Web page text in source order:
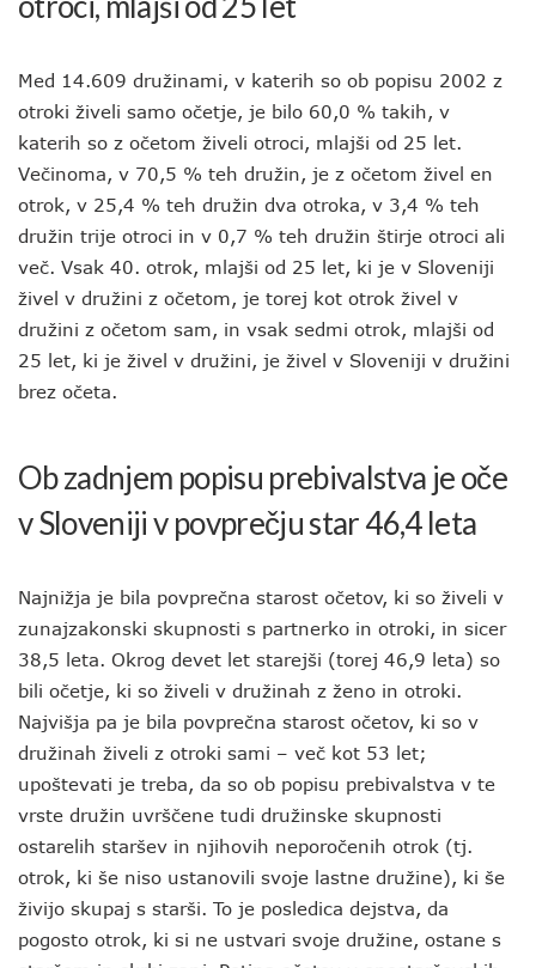
Med 14.609 družinami, v katerih so ob popisu 2002 z
otroki živeli samo očetje, je bilo 60,0 % takih, v
katerih so z očetom živeli otroci, mlajši od 25 let.
Večinoma, v 70,5 % teh družin, je z očetom živel en
otrok, v 25,4 % teh družin dva otroka, v 3,4 % teh
družin trije otroci in v 0,7 % teh družin štirje otroci ali
več. Vsak 40. otrok, mlajši od 25 let, ki je v Sloveniji
živel v družini z očetom, je torej kot otrok živel v
družini z očetom sam, in vsak sedmi otrok, mlajši od
25 let, ki je živel v družini, je živel v Sloveniji v družini
brez očeta.
Ob zadnjem popisu prebivalstva je oče
v Sloveniji v povprečju star 46,4 leta
Najnižja je bila povprečna starost očetov, ki so živeli v
zunajzakonski skupnosti s partnerko in otroki, in sicer
38,5 leta. Okrog devet let starejši (torej 46,9 leta) so
bili očetje, ki so živeli v družinah z ženo in otroki.
Najvišja pa je bila povprečna starost očetov, ki so v
družinah živeli z otroki sami – več kot 53 let;
upoštevati je treba, da so ob popisu prebivalstva v te
vrste družin uvrščene tudi družinske skupnosti
ostarelih staršev in njihovih neporočenih otrok (tj.
otrok, ki še niso ustanovili svoje lastne družine), ki še
živijo skupaj s starši. To je posledica dejstva, da
pogosto otrok, ki si ne ustvari svoje družine, ostane s